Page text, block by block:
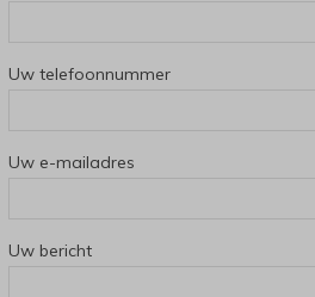
Uw telefoonnummer
Uw e-mailadres
Uw bericht